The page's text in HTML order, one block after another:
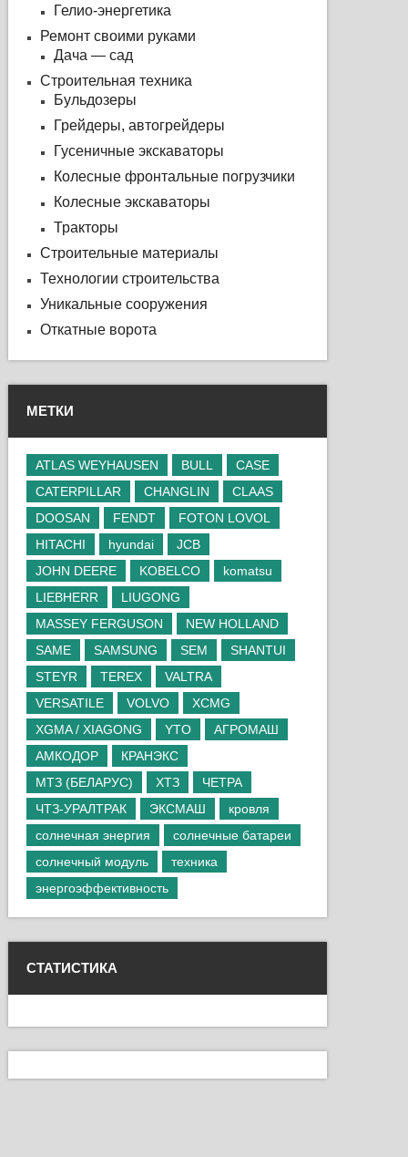
Гелио-энергетика
Ремонт своими руками
Дача — сад
Строительная техника
Бульдозеры
Грейдеры, автогрейдеры
Гусеничные экскаваторы
Колесные фронтальные погрузчики
Колесные экскаваторы
Тракторы
Строительные материалы
Технологии строительства
Уникальные сооружения
Откатные ворота
МЕТКИ
ATLAS WEYHAUSEN BULL
CASE
CATERPILLAR
CHANGLIN
CLAAS
DOOSAN
FENDT
FOTON LOVOL
HITACHI
hyundai
JCB
JOHN DEERE
KOBELCO
komatsu
LIEBHERR
LIUGONG
MASSEY FERGUSON
NEW HOLLAND
SAME
SAMSUNG SEM
SHANTUI
STEYR
TEREX
VALTRA
VERSATILE
VOLVO
XCMG
XGMA / XIAGONG
YTO
АГРОМАШ
АМКОДОР
КРАНЭКС
МТЗ (БЕЛАРУС)
ХТЗ
ЧЕТРА
ЧТЗ-УРАЛТРАК
ЭКСМАШ
кровля
солнечная энергия
солнечные батареи
солнечный модуль
техника
энергоэффективность
СТАТИСТИКА